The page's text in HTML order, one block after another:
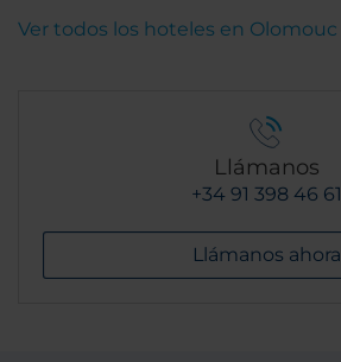
Ver todos los hoteles en Olomouc
Llámanos
+34 91 398 46 61
Llámanos ahora